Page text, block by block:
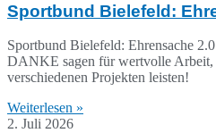
Sportbund Bielefeld:
Sportbund Bielefeld: Ehrensache
DANKE sagen für wertvolle Arbeit,
verschiedenen Projekten leisten!
Weiterlesen »
2. Juli 2026